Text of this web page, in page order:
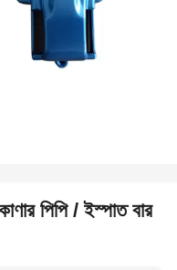
পিপি / ইস্পাত বার